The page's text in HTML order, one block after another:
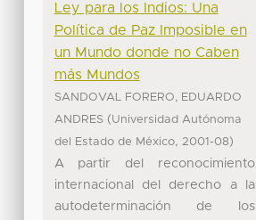
Ley para los Indios: Una
Política de Paz Imposible en
un Mundo donde no Caben
más Mundos
SANDOVAL FORERO, EDUARDO
ANDRES (Universidad Autónoma
del Estado de México, 2001-08)
A partir del reconocimiento
internacional del derecho a la
autodeterminación de los